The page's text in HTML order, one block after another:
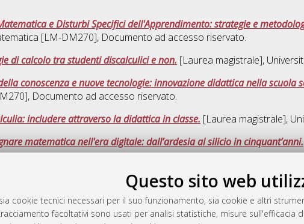
Questo sito web
cookie tecnici necessari per il suo funzionamento, sia cookie e altri
facoltativi sono usati per analisi statistiche, misure
e Disturbi Specifici dell'Apprendimento: strategie e
[LM-DM270], Documento ad accesso riservato.
di calcolo tra studenti discalculici e non. [Laurea magistrale],
conoscenza e nuove tecnologie: innovazione didattica nella scuola
, Documento ad accesso riservato.
includere attraverso la didattica in classe. [Laurea magistrale],
matematica nell'era digitale: dall’ardesia al silicio in cinquant’anni.
AMS Laurea